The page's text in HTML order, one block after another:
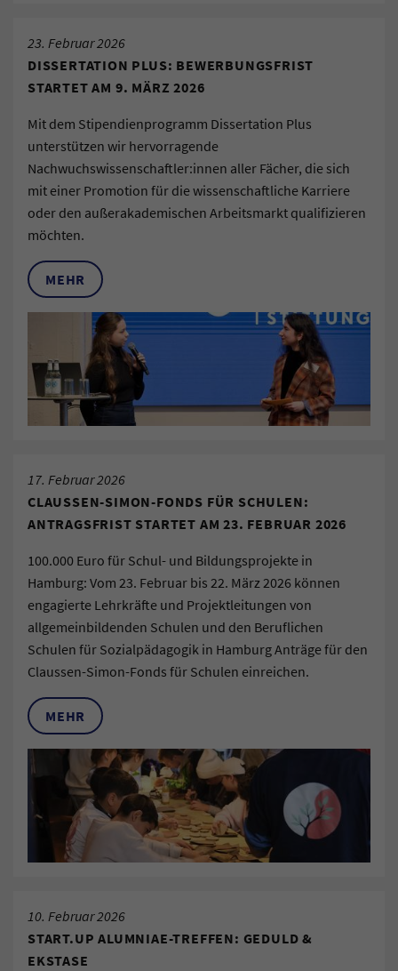
23. Februar 2026
DISSERTATION PLUS: BEWERBUNGSFRIST
STARTET AM 9. MÄRZ 2026
Mit dem Stipendienprogramm Dissertation Plus
unterstützen wir hervorragende
Nachwuchswissenschaftler:innen aller Fächer, die sich
mit einer Promotion für die wissenschaftliche Karriere
oder den außerakademischen Arbeitsmarkt qualifizieren
möchten.
MEHR
17. Februar 2026
CLAUSSEN-SIMON-FONDS FÜR SCHULEN:
ANTRAGSFRIST STARTET AM 23. FEBRUAR 2026
100.000 Euro für Schul- und Bildungsprojekte in
Hamburg: Vom 23. Februar bis 22. März 2026 können
engagierte Lehrkräfte und Projektleitungen von
allgemeinbildenden Schulen und den Beruflichen
Schulen für Sozialpädagogik in Hamburg Anträge für den
Claussen-Simon-Fonds für Schulen einreichen.
MEHR
10. Februar 2026
START.UP ALUMNIAE-TREFFEN: GEDULD &
EKSTASE